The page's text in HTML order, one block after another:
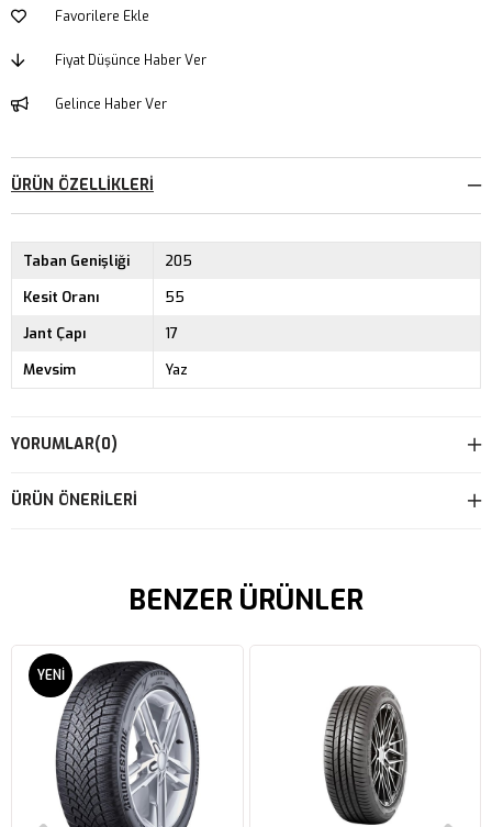
Favorilere Ekle
Fiyat Düşünce Haber Ver
Gelince Haber Ver
ÜRÜN ÖZELLIKLERI
Taban Genişliği
205
Kesit Oranı
55
Jant Çapı
17
Mevsim
Yaz
YORUMLAR(0)
ÜRÜN ÖNERILERI
BENZER ÜRÜNLER
YENI
ÜRÜN